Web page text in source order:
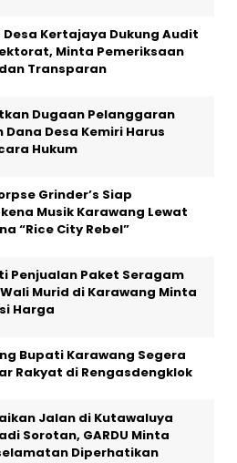
Kertajaya Dukung Audit
Minta Pemeriksaan
Transparan
Dugaan Pelanggaran
Dana Desa Kemiri Harus
Hukum
Grinder’s Siap
Musik Karawang Lewat
“Rice City Rebel”
Penjualan Paket Seragam
Wali Murid di Karawang Minta
Harga
Bupati Karawang Segera
Rakyat di Rengasdengklok
Jalan di Kutawaluya
Sorotan, GARDU Minta
Diperhatikan